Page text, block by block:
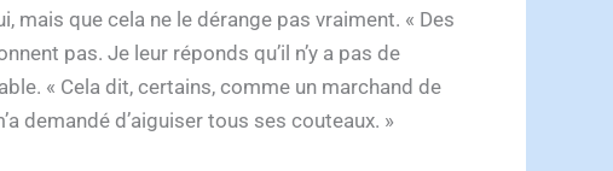
que cela ne le dérange pas vraiment. « Des
pas. Je leur réponds qu’il n’y a pas de
« Cela dit, certains, comme un marchand de
demandé d’aiguiser tous ses couteaux. »